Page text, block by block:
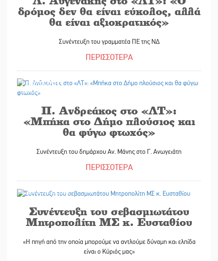
δρόμος δεν θα είναι εύκολος, αλλά
θα είναι αξιοκρατικός»
Συνέντευξη του γραμματέα ΠΕ της ΝΔ
ΠΕΡΙΣΣΟΤΕΡΑ
29/04/2017
Π. Ανδρεάκος στο «ΛΤ»:
«Μπήκα στο Δήμο πλούσιος και
θα φύγω φτωχός»
Συνέντευξη του δημάρχου Αν. Μάνης στο Γ. Ανωγειάτη
ΠΕΡΙΣΣΟΤΕΡΑ
Συνέντευξη του σεβασμιωτάτου
Μητροπολίτη ΜΣ κ. Ευσταθίου
«Η πηγή από την οποία μπορούμε να αντλούμε δύναμη και ελπίδα
είναι ο Κύριός μας»